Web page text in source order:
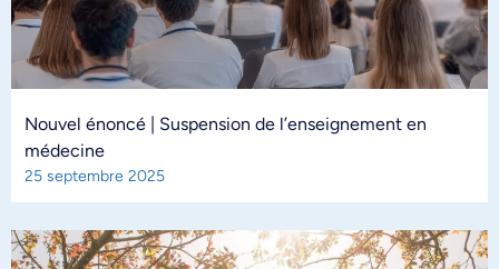
Nouvel énoncé | Suspension de l’enseignement en
médecine
25 septembre 2025